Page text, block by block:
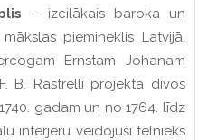
– izcilākais baroka un
piemineklis Latvijā.
Ernstam Johanam
B. Rastrelli projekta divos
gadam un no 1764. līdz
interjeru veidojuši tēlnieks